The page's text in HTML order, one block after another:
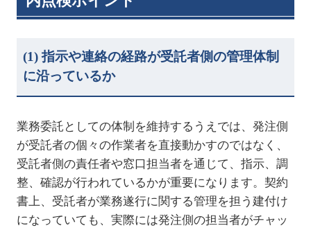
(1)指示や連絡の経路が受託者側の管理体制
に沿っているか
業務委託としての体制を維持するうえでは、発注側
が受託者の個々の作業者を直接動かすのではなく、
受託者側の責任者や窓口担当者を通じて、指示、調
整、確認が行われているかが重要になります。契約
書上、受託者が業務遂行に関する管理を担う建付け
になっていても、実際には発注側の担当者がチャッ